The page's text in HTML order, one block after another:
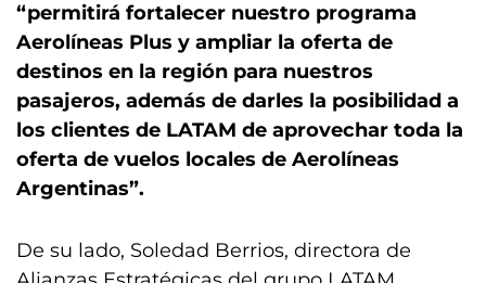
“permitirá fortalecer nuestro programa
Aerolíneas Plus y ampliar la oferta de
destinos en la región para nuestros
pasajeros, además de darles la posibilidad a
los clientes de LATAM de aprovechar toda la
oferta de vuelos locales de Aerolíneas
Argentinas”.
De su lado, Soledad Berrios, directora de